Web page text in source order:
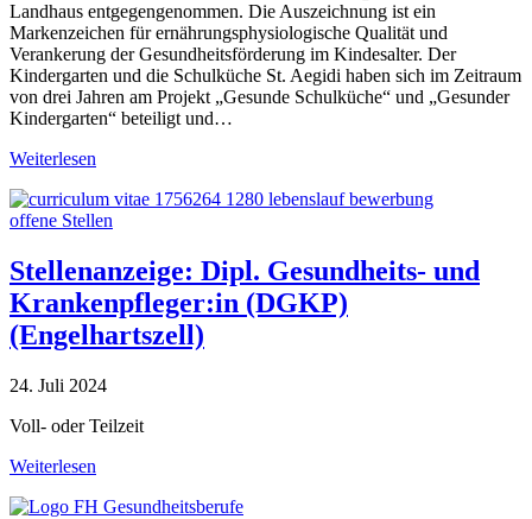
Landhaus entgegengenommen. Die Auszeichnung ist ein
Markenzeichen für ernährungsphysiologische Qualität und
Verankerung der Gesundheitsförderung im Kindesalter. Der
Kindergarten und die Schulküche St. Aegidi haben sich im Zeitraum
von drei Jahren am Projekt „Gesunde Schulküche“ und „Gesunder
Kindergarten“ beteiligt und…
Weiterlesen
offene Stellen
Stellenanzeige: Dipl. Gesundheits- und
Krankenpfleger:in (DGKP)
(Engelhartszell)
24. Juli 2024
Voll- oder Teilzeit
Weiterlesen